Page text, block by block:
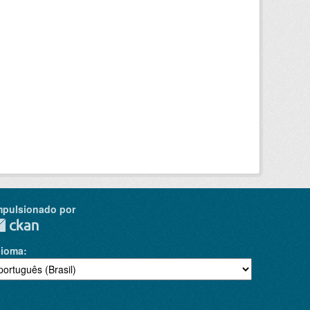
por